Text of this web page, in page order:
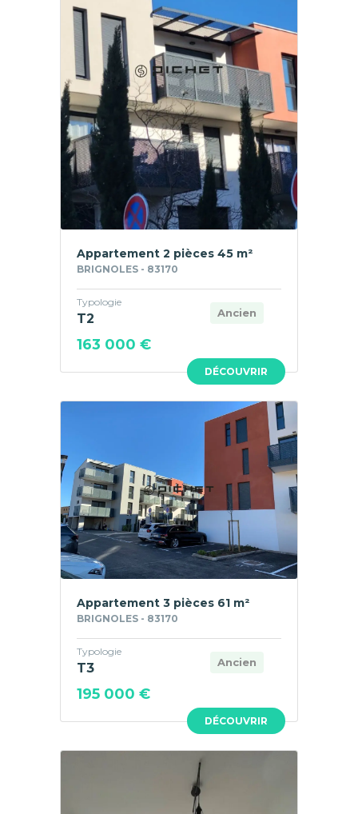
DÉCOUVRIR
Appartement 2 pièces 45 m²
BRIGNOLES - 83170
Ancien
Typologie
T2
163 000 €
DÉCOUVRIR
Appartement 3 pièces 61 m²
BRIGNOLES - 83170
Ancien
Typologie
T3
195 000 €